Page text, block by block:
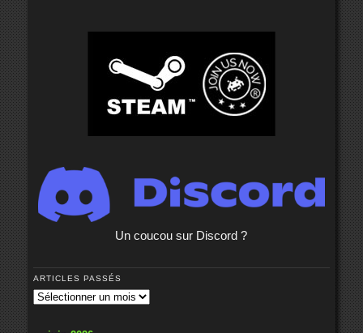
Un coucou sur Discord ?
ARTICLES PASSÉS
Articles